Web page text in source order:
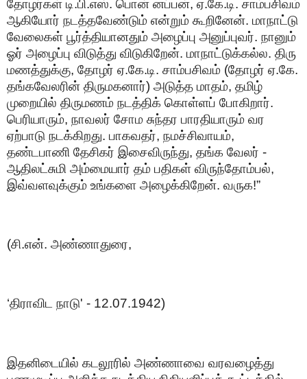
தோழர்கள் டி.பி.எஸ். பொன் னப்பன், ஏ.கே.டி. சாம்பசிவம்
ஆகியோர் நடத்தவேண்டும் என்றும் கூறினேன். மாநாட்டு
வேலைகள் பூர்த்தியானதும் அழைப்பு அனுப்புவர். நானும்
ஓர் அழைப்பு விடுத்து விடுகிறேன். மாநாட்டுக்கல்ல. திரு
மணத்துக்கு, தோழர் ஏ.கே.டி. சாம்பசிவம் (தோழர் ஏ.கே.
தங்கவேலரின் திருமகனார்) அடுத்த மாதம், தமிழ்
முறையில் திருமணம் நடத்திக் கொள்ளப் போகிறார்.
பெரியாரும், நாவலர் சோம சுந்தர பாரதியாரும் வர
ஏற்பாடு நடக்கிறது. பாகவதர், நமச்சிவாயம்,
தண்டபாணி தேசிகர் இசைவிருந்து, தங்க வேலர் -
ஆதிலட்சுமி அம்மையார் தம் பதிகள் விருந்தோம்பல்,
இவ்வளவுக்கும் உங்களை அழைக்கிறேன். வருக!”
(சி.என். அண்ணாதுரை,
‘திராவிட நாடு' - 12.07.1942)
இதனிடையில் கடலூரில் அண்ணாவை வரவழைத்து